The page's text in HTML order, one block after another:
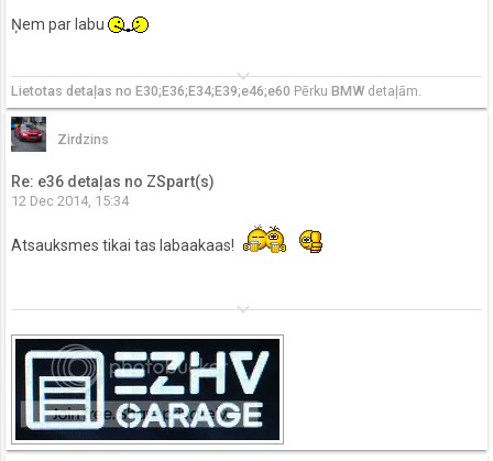
Ņem par labu
keyboard_arrow_down
Lietotas detaļas no E30;E36;E34;E39;e46;e60 Pērku BMW detaļām.
Zirdzins
Re: e36 detaļas no ZSpart(s)
12 Dec 2014, 15:34
Atsauksmes tikai tas labaakaas!
keyboard_arrow_down